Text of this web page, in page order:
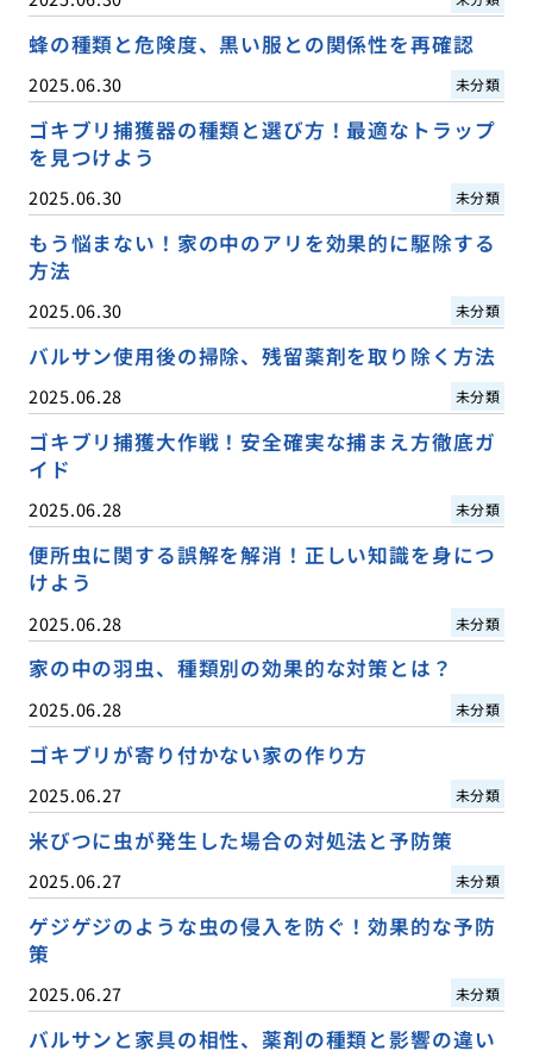
蜂の種類と危険度、黒い服との関係性を再確認
2025.06.30 未分類
ゴキブリ捕獲器の種類と選び方！最適なトラップ
を見つけよう
2025.06.30 未分類
もう悩まない！家の中のアリを効果的に駆除する
方法
2025.06.30 未分類
バルサン使用後の掃除、残留薬剤を取り除く方法
2025.06.28 未分類
ゴキブリ捕獲大作戦！安全確実な捕まえ方徹底ガ
イド
2025.06.28 未分類
便所虫に関する誤解を解消！正しい知識を身につ
けよう
2025.06.28 未分類
家の中の羽虫、種類別の効果的な対策とは？
2025.06.28 未分類
ゴキブリが寄り付かない家の作り方
2025.06.27 未分類
米びつに虫が発生した場合の対処法と予防策
2025.06.27 未分類
ゲジゲジのような虫の侵入を防ぐ！効果的な予防
策
2025.06.27 未分類
バルサンと家具の相性、薬剤の種類と影響の違い